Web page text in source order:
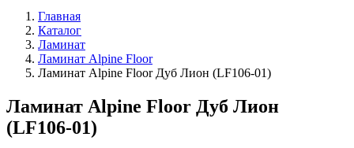
Главная
Каталог
Ламинат
Ламинат Alpine Floor
Ламинат Alpine Floor Дуб Лион (LF106-01)
Ламинат Alpine Floor Дуб Лион
(LF106-01)